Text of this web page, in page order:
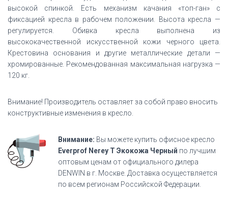
высокой спинкой. Есть механизм качания «топ-ган» с
фиксацией кресла в рабочем положении. Высота кресла —
регулируется. Обивка кресла выполнена из
высококачественной искусственной кожи черного цвета.
Крестовина основания и другие металлические детали —
хромированные. Рекомендованная максимальная нагрузка —
120 кг.
Внимание! Производитель оставляет за собой право вносить
конструктивные изменения в кресло.
Внимание: Вы можете купить офисное кресло
Everprof Nerey T Экокожа Черный по лучшим
оптовым ценам от официального дилера
DENWIN в г. Москве. Доставка осуществляется
по всем регионам Российской Федерации.